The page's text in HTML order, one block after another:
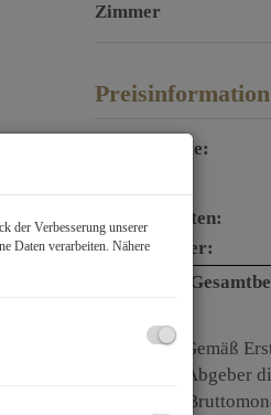
Zimmer
Preisinformation
Gesamtmiete:
Betriebskosten:
Umsatzsteuer:
monatliche
Provision:
Gemäß
bezahlt der Abgeber
6
der Verbesserung unserer
Daten verarbeiten. Nähere